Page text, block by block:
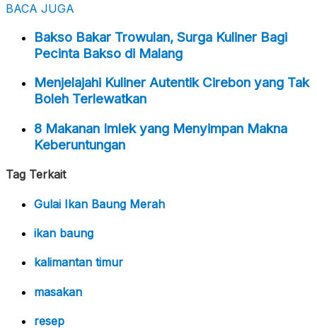
BACA JUGA
Bakso Bakar Trowulan, Surga Kuliner Bagi
Pecinta Bakso di Malang
Menjelajahi Kuliner Autentik Cirebon yang Tak
Boleh Terlewatkan
8 Makanan Imlek yang Menyimpan Makna
Keberuntungan
Tag Terkait
Gulai Ikan Baung Merah
ikan baung
kalimantan timur
masakan
resep